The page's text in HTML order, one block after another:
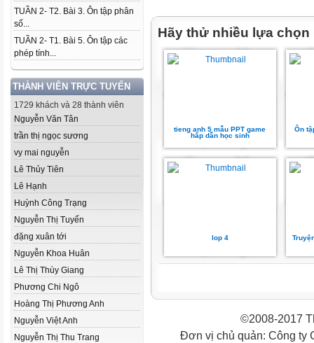
TUẦN 2- T2. Bài 3. Ôn tập phân
số...
TUẦN 2- T1. Bài 5. Ôn tập các
phép tính...
THÀNH VIÊN TRỰC TUYẾN
1729 khách và 28 thành viên
Nguyễn Văn Tân
trần thị ngọc sương
vy mai nguyễn
Lê Thủy Tiên
Lê Hạnh
Huỳnh Công Trạng
Nguyễn Thị Tuyến
đặng xuân tới
Nguyễn Khoa Huân
Lê Thị Thùy Giang
Phương Chi Ngô
Hoàng Thị Phương Anh
Nguyễn Việt Anh
Nguyễn Thị Thu Trang
Hãy thử nhiều lựa chọn
tieng anh 5 mẫu PPT game
hấp dẫn học sinh
Ôn
lop 4
©2008-2017
Đơn vị chủ quản: Công ty